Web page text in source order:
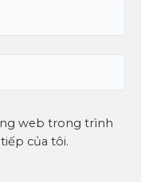
web trong trình
của tôi.